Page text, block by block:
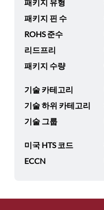
패키지 유형
패키지 핀 수
ROHS 준수
리드프리
패키지 수량
기술 카테고리
기술 하위 카테고리
기술 그룹
미국 HTS 코드
ECCN